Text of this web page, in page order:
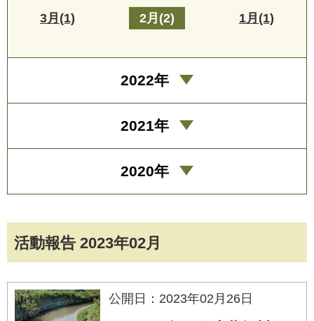
活動報告 2023年02月
公開日：2023年02月26日
3月(1) 2月(2) 1月(1)
2022年
2021年
2020年